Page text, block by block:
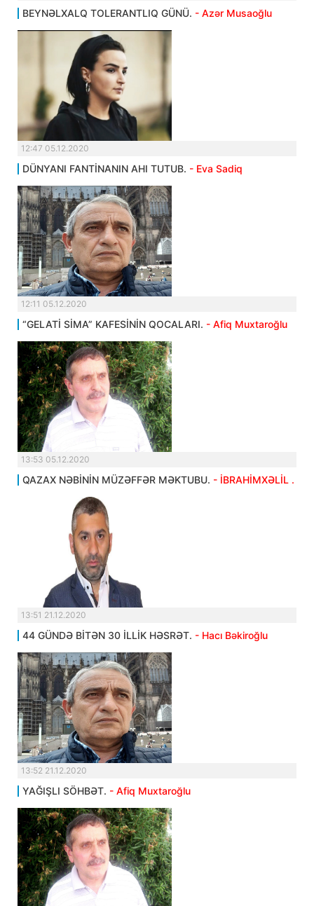
BEYNƏLXALQ TOLERANTLIQ GÜNÜ. - Azər Musaoğlu
12:47 05.12.2020
DÜNYANI FANTİNANIN AHI TUTUB. - Eva Sadiq
12:11 05.12.2020
“GELATİ SİMA” KAFESİNİN QOCALARI. - Afiq Muxtaroğlu
13:53 05.12.2020
QAZAX NƏBİNİN MÜZƏFFƏR MƏKTUBU. - İBRAHİMXƏLİL .
13:51 21.12.2020
44 GÜNDƏ BİTƏN 30 İLLİK HƏSRƏT. - Hacı Bəkiroğlu
13:52 21.12.2020
YAĞIŞLI SÖHBƏT. - Afiq Muxtaroğlu